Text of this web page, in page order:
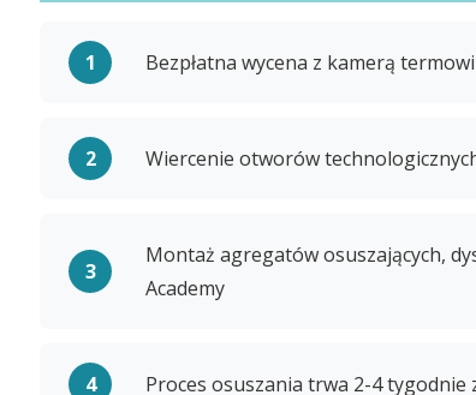
Bezpłatna wycena z kamerą
Wiercenie otworów
Montaż agregatów osuszających,
Academy
Proces osuszania trwa 2-4